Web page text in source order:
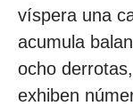
víspera una
acumula
ocho
exhiben